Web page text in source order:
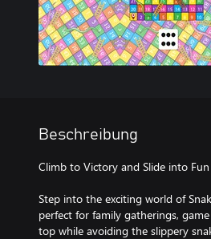
Beschreibung
Climb to Victory and Slide into
Step into the exciting world of
perfect for family gatherings,
top while avoiding the slippery